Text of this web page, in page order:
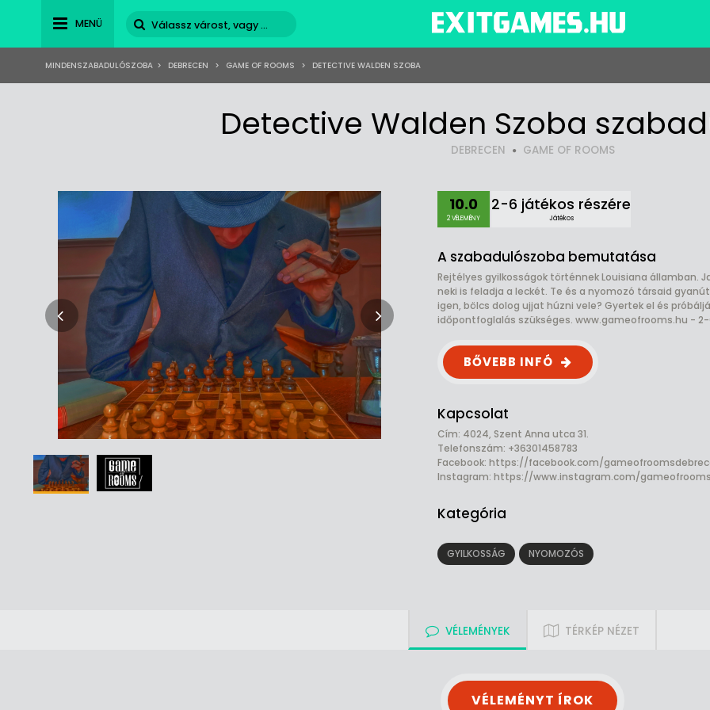
MENÜ
MINDENSZABADULÓSZOBA > DEBRECEN > GAME OF ROOMS > DETECTIVE WALDEN SZOBA
Detective Walden Szoba
DEBRECEN GAME OF ROOMS
10.0
2 VÉLEMÉNY
2-6 játékos részére
Játékos
A szabadulószoba bemutatása
Rejtélyes gyilkosságok történnek Louisiana államban.
neki is feladja a leckét. Te és a nyomozó társaid
igen, bölcs dolog ujjat húzni vele? Gyertek el és
időpontfoglalás szükséges. www.gameofrooms.hu -
BŐVEBB INFÓ
Kapcsolat
Cím: 4024, Szent Anna utca 31.
Telefonszám: +36301458783
Facebook: https://facebook.com/
Instagram: https://www.instagram.com/
Kategória
GYILKOSSÁG NYOMOZÓS
VÉLEMÉNYEK TÉRKÉP NÉZET
VÉLEMÉNYT ÍROK